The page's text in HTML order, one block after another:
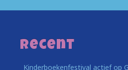
Recent
Kinderboekenfestival actief op